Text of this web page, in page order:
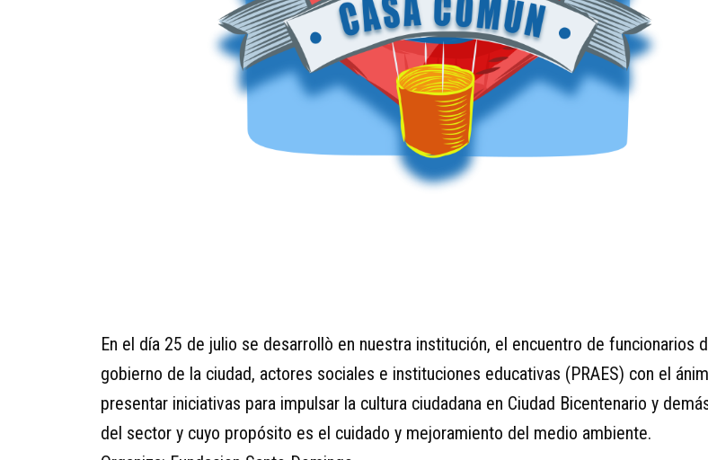
En el día 25 de julio se desarrollò en nuestra institución, el encuentro de funcionarios
gobierno de la ciudad, actores sociales e instituciones educativas (PRAES) con el
presentar iniciativas para impulsar la cultura ciudadana en Ciudad Bicentenario y
del sector y cuyo propósito es el cuidado y mejoramiento del medio ambiente.